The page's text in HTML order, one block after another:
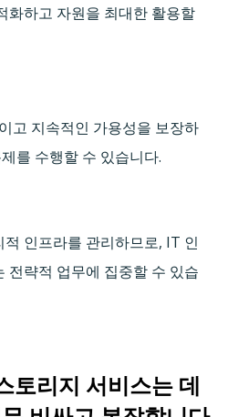
화하고 자원을 최대한 활용할
고 지속적인 가용성을 보장하
를 수행할 수 있습니다.
인프라를 관리하므로, IT 인
전략적 업무에 집중할 수 있습
토리지 서비스는 데